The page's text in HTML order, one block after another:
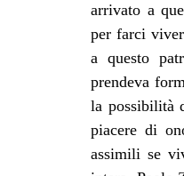
arrivato a
per farci
a questo
prendeva
la possibilità
piacere di
assimili se
d’Asti
come
il vino
(gli ricordo
già
questo non è